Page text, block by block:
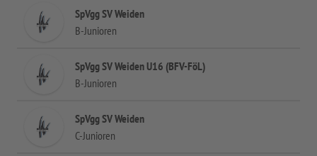
SpVgg SV Weiden
B-Junioren
SpVgg SV Weiden U16 (BFV-FöL)
B-Junioren
SpVgg SV Weiden
C-Junioren